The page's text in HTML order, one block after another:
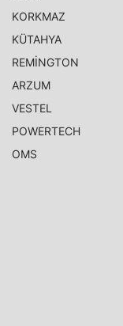
KORKMAZ
KÜTAHYA
REMİNGTON
ARZUM
VESTEL
POWERTECH
OMS